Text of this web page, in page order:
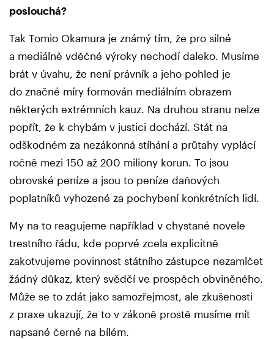
poslouchá?
Tak Tomio Okamura je známý tím, že pro silné
a mediálně vděčné výroky nechodí daleko. Musíme
brát v úvahu, že není právník a jeho pohled je
do značné míry formován mediálním obrazem
některých extrémních kauz. Na druhou stranu nelze
popřít, že k chybám v justici dochází. Stát na
odškodném za nezákonná stíhání a průtahy vyplácí
ročně mezi 150 až 200 miliony korun. To jsou
obrovské peníze a jsou to peníze daňových
poplatníků vyhozené za pochybení konkrétních lidí.
My na to reagujeme například v chystané novele
trestního řádu, kde poprvé zcela explicitně
zakotvujeme povinnost státního zástupce nezamlčet
žádný důkaz, který svědčí ve prospěch obviněného.
Může se to zdát jako samozřejmost, ale zkušenosti
z praxe ukazují, že to v zákoně prostě musíme mít
napsané černé na bílém.